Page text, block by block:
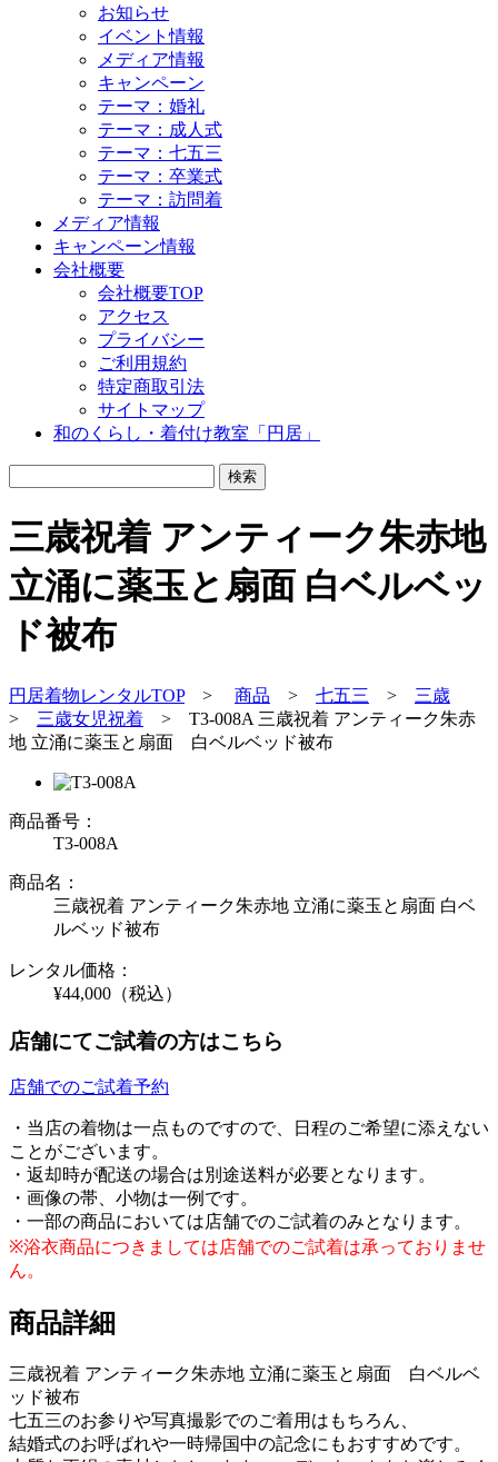
お知らせ
イベント情報
メディア情報
キャンペーン
テーマ：婚礼
テーマ：成人式
テーマ：七五三
テーマ：卒業式
テーマ：訪問着
メディア情報
キャンペーン情報
会社概要
会社概要TOP
アクセス
プライバシー
ご利用規約
特定商取引法
サイトマップ
和のくらし・着付け教室「円居」
三歳祝着 アンティーク朱赤地
立涌に薬玉と扇面 白ベルベッ
ド被布
円居着物レンタルTOP> 商品 > 七五三 > 三歳
> 三歳女児祝着 > T3-008A 三歳祝着 アンティーク朱赤
地 立涌に薬玉と扇面 白ベルベッド被布
商品番号：
T3-008A
商品名：
三歳祝着 アンティーク朱赤地 立涌に薬玉と扇面 白ベ
ルベッド被布
レンタル価格：
¥44,000 （税込）
店舗にてご試着の方はこちら
店舗でのご試着予約
・当店の着物は一点ものですので、日程のご希望に添えない
ことがございます。
・返却時が配送の場合は別途送料が必要となります。
・画像の帯、小物は一例です。
・一部の商品においては店舗でのご試着のみとなります。
※浴衣商品につきましては店舗でのご試着は承っておりませ
ん。
商品詳細
三歳祝着 アンティーク朱赤地 立涌に薬玉と扇面 白ベルベ
ッド被布
七五三のお参りや写真撮影でのご着用はもちろん、
結婚式のお呼ばれや一時帰国中の記念にもおすすめです。